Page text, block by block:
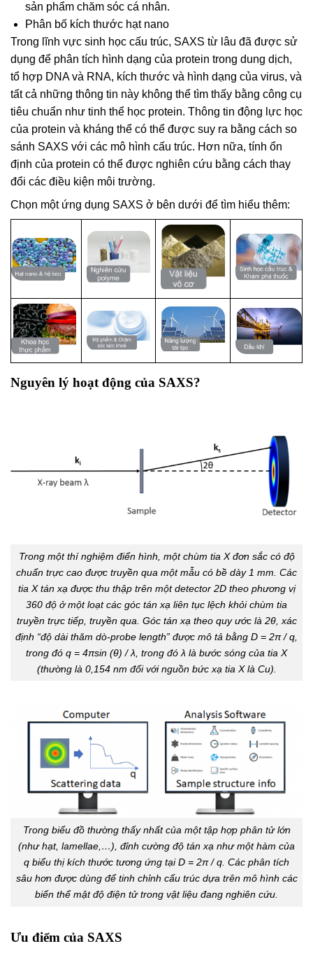
sản phẩm chăm sóc cá nhân.
Phân bố kích thước hạt nano
Trong lĩnh vực sinh học cấu trúc, SAXS từ lâu đã được sử
dụng để phân tích hình dạng của protein trong dung dịch,
tổ hợp DNA và RNA, kích thước và hình dạng của virus, và
tất cả những thông tin này không thể tìm thấy bằng công cụ
tiêu chuẩn như tinh thể học protein. Thông tin động lực học
của protein và kháng thể có thể được suy ra bằng cách so
sánh SAXS với các mô hình cấu trúc. Hơn nữa, tính ổn
định của protein có thể được nghiên cứu bằng cách thay
đổi các điều kiện môi trường.
Chọn một ứng dụng SAXS ở bên dưới để tìm hiểu thêm:
Nguyên lý hoạt động của SAXS?
Trong một thí nghiệm điển hình, một chùm tia X đơn sắc có độ
chuẩn trực cao được truyền qua một mẫu có bề dày 1 mm. Các
tia X tán xạ được thu thập trên một detector 2D theo phương vị
360 độ ở một loạt các góc tán xạ liên tục lệch khỏi chùm tia
truyền trực tiếp, truyền qua. Góc tán xạ theo quy ước là 2θ, xác
định “độ dài thăm dò-probe length” được mô tả bằng D = 2π / q,
trong đó q = 4πsin (θ) / λ, trong đó λ là bước sóng của tia X
(thường là 0,154 nm đối với nguồn bức xạ tia X là Cu).
Trong biểu đồ thường thấy nhất của một tập hợp phân tử lớn
(như hạt, lamellae,…), đỉnh cường độ tán xạ như một hàm của
q biểu thị kích thước tương ứng tại D = 2π / q. Các phân tích
sâu hơn được dùng để tinh chỉnh cấu trúc dựa trên mô hình các
biến thể mật độ điện tử trong vật liệu đang nghiên cứu.
Ưu điểm của SAXS